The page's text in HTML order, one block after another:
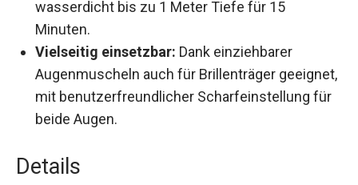
Stickstoff gespült, um Dichtigkeit und
Beschlagschutz zu gewährleisten. Es ist
wasserdicht bis zu 1 Meter Tiefe für 15
Minuten.
Vielseitig einsetzbar:Dank einziehbarer
Augenmuscheln auch für Brillenträger
Scharfeinstellung für beide Augen.